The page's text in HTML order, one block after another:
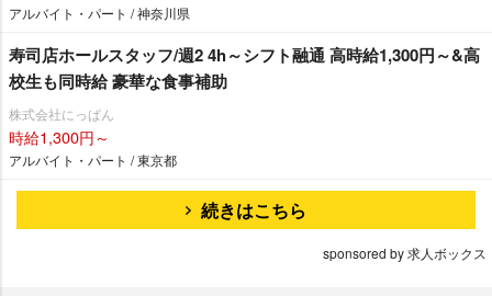
アルバイト・パート / 神奈川県
寿司店ホールスタッフ/週2 4h～シフト融通 高時給1,300円～&高
校生も同時給 豪華な食事補助
株式会社にっぱん
時給1,300円～
アルバイト・パート / 東京都
続きはこちら
sponsored by 求人ボックス